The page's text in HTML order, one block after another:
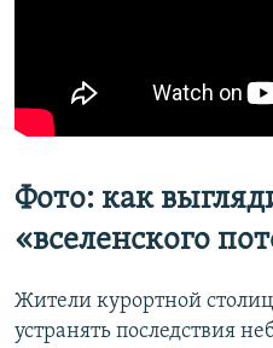
Фото: как
«вселенского
Жители курортной
устранять последствия